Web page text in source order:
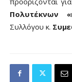
Πολυτέκνων
Συλλόγου κ.